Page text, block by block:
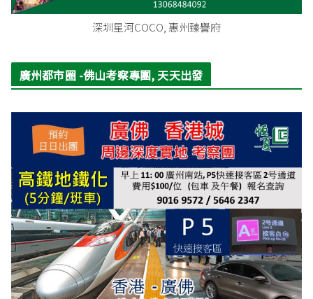
深圳星河COCO, 惠州臻譽府
廣州都市圈 -佛山考察專團, 天天出發